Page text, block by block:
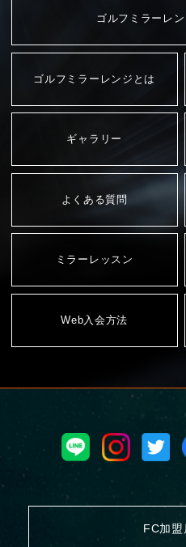
法令に基づく場合を除き、取
個人情報取扱の委託
取得した個人情報の取扱いの
開示対象個人情報の
窓口について
開示等のお申し出は、下記の
協会が保有する開示対象個人
内容の訂正・追加又は削除・
【お問合わせ先】
ゴルフライフ株式会社
個人情報の開示等の請求につ
について」をご覧ください。
任意性について
個人情報の入力は任意ですが
ゴルフミラーレ
ゴルフミラーレンジとは
ギャラリー
よくある質問
ミラーレッスン
Web入会方法
FC加盟